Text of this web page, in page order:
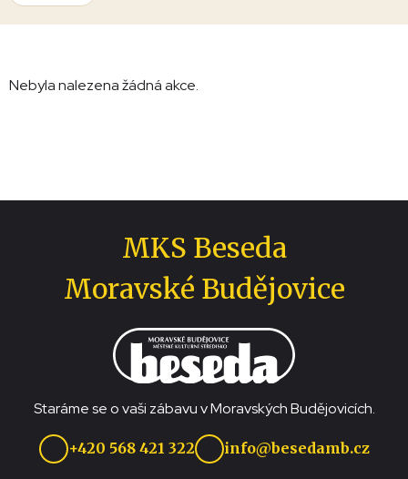
Nebyla nalezena žádná akce.
MKS Beseda
Moravské Budějovice
Staráme se o vaši zábavu v Moravských Budějovicích.
+420 568 421 322 info@besedamb.cz